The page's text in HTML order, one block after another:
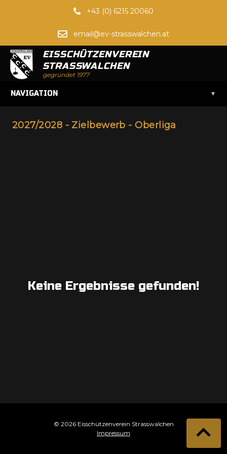
+43 (0) 6215 20060
email@ev-strasswalchen.at
EISSCHÜTZENVEREIN
STRASSWALCHEN
gegründet 1977
NAVIGATION ▾
2027/2028 - Zielbewerb - Oberliga
Keine Ergebnisse gefunden!
© 2026 Eisschützenverein Strasswalchen
Impressum